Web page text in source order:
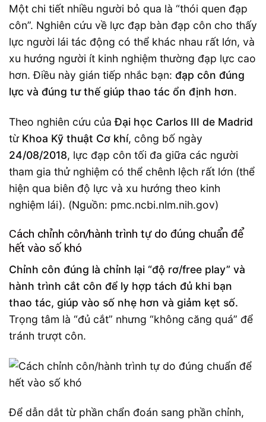
Một chi tiết nhiều người bỏ qua là “thói quen đạp
côn”. Nghiên cứu về lực đạp bàn đạp côn cho thấy
lực người lái tác động có thể khác nhau rất lớn, và
xu hướng người ít kinh nghiệm thường đạp lực cao
hơn. Điều này gián tiếp nhắc bạn: đạp côn đúng
lực và đúng tư thế giúp thao tác ổn định hơn.
Theo nghiên cứu củaĐại học Carlos III de Madrid
từ Khoa Kỹ thuật Cơ khí, công bố ngày
24/08/2018, lực đạp côn tối đa giữa các người
tham gia thử nghiệm có thể chênh lệch rất lớn (thể
hiện qua biên độ lực và xu hướng theo kinh
nghiệm lái). (Nguồn: pmc.ncbi.nlm.nih.gov)
Cách chỉnh côn/hành trình tự do đúng chuẩn để
hết vào số khó
Chỉnh côn đúng là chỉnh lại “độ rơ/free play” và
hành trình cắt côn để ly hợp tách đủ khi bạn
thao tác, giúp vào số nhẹ hơn và giảm kẹt số.
Trọng tâm là “đủ cắt” nhưng “không căng quá” để
tránh trượt côn.
Để dẫn dắt từ phần chẩn đoán sang phần chỉnh,